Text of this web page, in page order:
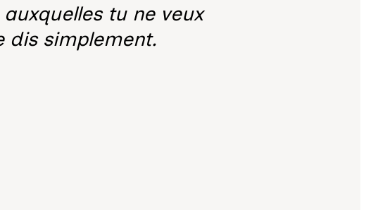
tu ne veux
dis simplement.